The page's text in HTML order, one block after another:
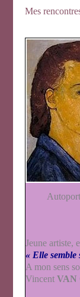
Mes
Jeune artiste,
« Elle semble
A mon sens
VincentVAN